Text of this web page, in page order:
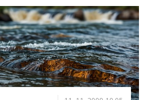
Tako je jed dobila ime po posodi,